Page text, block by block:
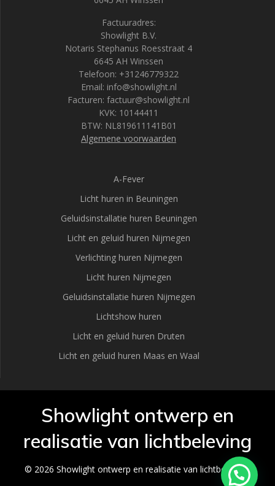
Factuuradres:
Showlight B.V.
Notaris Stephanus Roesstraat 4
6645 AH Winssen
Telefoon: +31246779322
Email: info@showlight.nl
Facturen: factuur@showlight.nl
KVK: 10144411
BTW: NL819611141B01
Algemene voorwaarden
A-Fever
Licht huren in Beuningen
Geluidsinstallatie huren Beuningen
Licht en geluid huren Nijmegen
Verlichting huren Nijmegen
Licht huren Nijmegen
Geluidsinstallatie huren Nijmegen
Lichtshow huren
Licht en geluid huren Druten
Licht en geluid huren Maas en Waal
Showlight ontwerp en
realisatie van lichtbeleving
© 2026 Showlight ontwerp en realisatie van lichtbeleving.